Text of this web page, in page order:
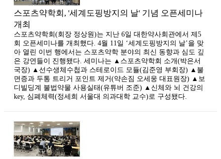
스포츠약학회, '세계도핑방지의 날' 기념 오픈세미나
개최
스포츠약학회(회장 정상원)는 지난 6일 대한약사회관에서 제5
회 오픈세미나를 개최했다. 4월 11일 ‘세계도핑방지의 날’을 맞
아 열린 이번 행에서는 스포츠약학 분야의 최신 동향과 심도 깊
은 강연들이 진행됐다. 세미나는 ▲스포츠약학회 소개(박은서
국장) ▲선수생체수첩과 스테로이드 모듈(김준영 부회장) ▲불
면증과 두통 트리거 포인트 제거(약손짐 오세웅 대표원장) ▲보
디빌딩계 불법약물 사용실태(유튜버 조준) ▲신체와 뇌 건강의
key, 심폐체력(정세희 서울대 의과대학 교수)로 구성됐다.